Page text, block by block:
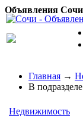
Объявления
Главная →
В подразделе
Недвижимость